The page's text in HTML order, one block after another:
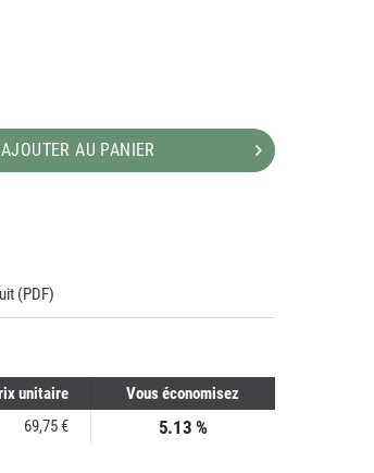
AJOUTER AU PANIER
(PDF)
unitaire
Vous économisez
69,75 € 5.13 %